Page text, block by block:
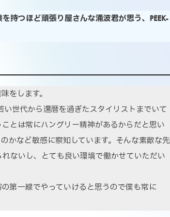
持つほど頑張り屋さんな涌波君が思う、PEEK-
をします。
い世代から還暦を過ぎたスタイリストまでいて
とは常にハングリー精神があるからだと思い
かなど敏感に察知しています。そんな素敵な先
ないし、とても良い環境で働かせていただい
第一線でやっていけると思うので僕も常に